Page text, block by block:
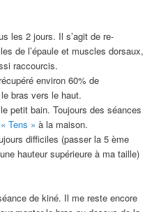
les 2 jours. Il s’agit de re-
de l’épaule et muscles dorsaux,
raccourcis.
environ 60% de
bras vers le haut.
petit bain. Toujours des séances
Tens » à la maison.
difficiles (passer la 5 ème
hauteur supérieure à ma taille)
de kiné. Il me reste encore